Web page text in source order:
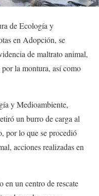
de Ecología y
en Adopción, se
de maltrato animal,
por la montura, así como
y Medioambiente,
un burro de carga al
por lo que se procedió
acciones realizadas en
en un centro de rescate